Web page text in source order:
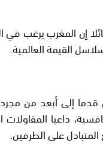
إن المغرب يرغب
القيمة العالمية.
إلى أبعد من
داعيا
على الطرفين.